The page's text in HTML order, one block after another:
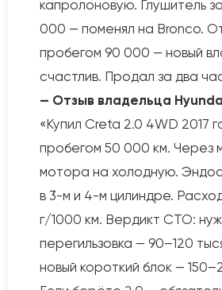
капролоновую. Глушитель
000 — поменял на Bronco.
пробегом 90 000 — новый
счастлив. Продал за два
— Отзыв владельца
«Купил Creta 2.0 4WD 2017
пробегом 50 000 км. Через
мотора на холодную.
в 3-м и 4-м цилиндре.
г/1000 км. Вердикт СТО:
перегильзовка — 90–120
новый короткий блок —